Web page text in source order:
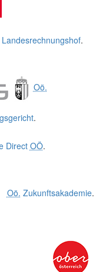
Landesrechnungshof.
Oö.
.
Direct OÖ.
Oö. Zukunftsakademie.